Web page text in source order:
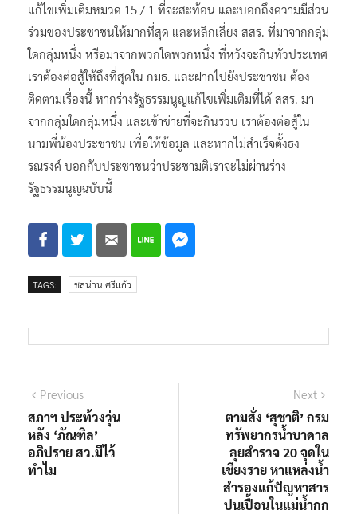
แก้ไขเพิ่มเติมหมวด 15 / 1 ที่จะสะท้อน และบอกถึงความมีส่วน
ร่วมของประชาชนให้มากที่สุด และหลีกเลี่ยง สสร. ที่มาจากกลุ่ม
ใดกลุ่มหนึ่ง หรือมาจากพวกใดพวกหนึ่ง ที่หวังจะกินทั่วประเทศ
เราต้องต่อสู้ให้ถึงที่สุดใน กมธ. และฝากไปยังประชาชน ต้อง
ติดตามเรื่องนี้ หากร่างรัฐธรรมนูญแก้ไขเพิ่มเติมที่ได้ สสร. มา
จากกลุ่มใดกลุ่มหนึ่ง และเข้าข่ายที่จะกินรวบ เราต้องต่อสู้ใน
นามพี่น้องประชาชน เพื่อให้ข้อมูล และหากไม่สำเร็จตั้งธง
รณรงค์ บอกกับประชาชนว่าประชามติเราจะไม่ผ่านร่าง
รัฐธรรมนูญฉบับนี้
TAGS: ชลน่าน ศรีแก้ว
แนะแนว
เรื่อง
PreviousPrevious
post:
สภาฯ ประท้วงวุ่น
หลัง ‘ภัณฑิล’
อภิปราย สว.มีไว้
ทำไม
Next
ตามสั่ง ‘สุชาติ’ กรม
ทรัพยากรน้ำบาดาล
ลุยสำรวจ 20 จุดใน
เชียงราย หาแหล่งน้ำ
สำรองแก้ปัญหาสาร
ปนเปื้อนในแม่น้ำกก